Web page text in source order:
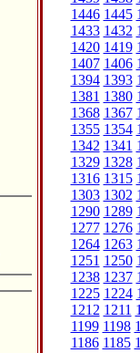
1446 1445
1433 1432
1420 1419
1407 1406
1394 1393
1381 1380
1368 1367
1355 1354
1342 1341
1329 1328
1316 1315
1303 1302
1290 1289
1277 1276
1264 1263
1251 1250
1238 1237
1225 1224
1212 1211
1199 1198
1186 1185